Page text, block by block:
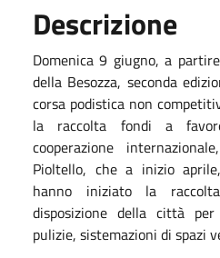
Descrizione
Domenica 9 giugno, a
della Besozza, seconda
corsa podistica non
la raccolta fondi a
cooperazione
Pioltello, che a inizio
hanno iniziato la
disposizione della città
pulizie, sistemazioni di spazi